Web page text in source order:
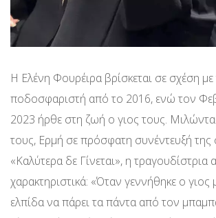
Η Ελένη Φουρέιρα βρίσκεται σε σχέση με
ποδοσφαριστή από το 2016, ενώ τον
2023 ήρθε στη ζωή ο γιος τους.
τους, Ερμή σε πρόσφατη συνέντευξή της
«Καλύτερα δε Γίνεται», η τραγουδίστρια
χαρακτηριστικά: «Όταν γεννήθηκε ο γιος
ελπίδα να πάρει τα πάντα από τον